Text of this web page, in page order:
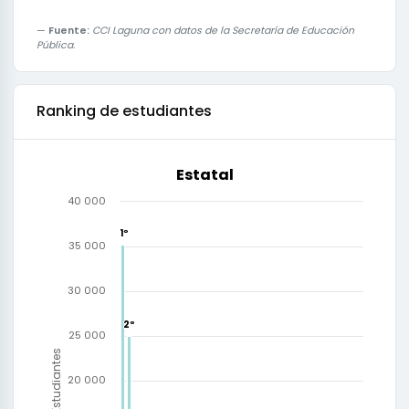
Fuente: CCI Laguna con datos de la Secretaría de Educación
Pública.
Ranking de estudiantes
Estudiantes
Estatal
1º
1º
2º
2º
20 000
25 000
30 000
35 000
40 000